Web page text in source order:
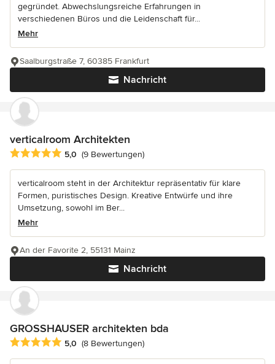
gegründet. Abwechslungsreiche Erfahrungen in
verschiedenen Büros und die Leidenschaft für...
Mehr
Nachricht
Saalburgstraße 7, 60385 Frankfurt
verticalroom Architekten
Durchschnittliche Bewertung: 5 von 5 Sternen
5,0 (9 Bewertungen)
verticalroom steht in der Architektur repräsentativ für klare
Formen, puristisches Design. Kreative Entwürfe und ihre
Umsetzung, sowohl im Ber...
Mehr
Nachricht
An der Favorite 2, 55131 Mainz
GROSSHAUSER architekten bda
Durchschnittliche Bewertung: 5 von 5 Sternen
5,0 (8 Bewertungen)